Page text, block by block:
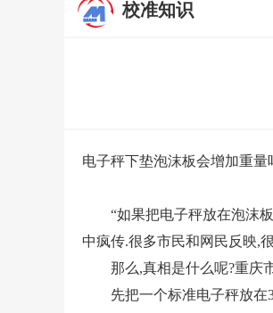
校准知识
电子秤下垫泡沫板会增加重量
“如果把电子秤放在泡沫板
中疯传.很多市民和网民反映,
那么,真相是什么呢?重庆市
先把一个标准电子秤放在3